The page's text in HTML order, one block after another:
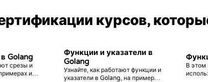
курсов,
Golang
срезы и
и
Функции и указатели в
Golang
Узнайте, как работают функции и
указатели в Golang, на примерах
В этом